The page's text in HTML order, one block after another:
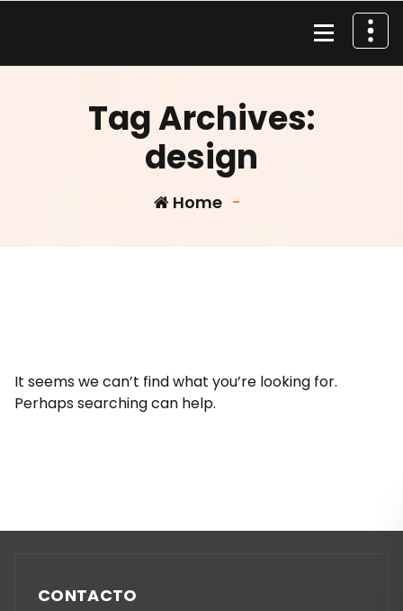
Tag Archives:
design
Home -
It seems we can’t find what you’re looking for.
Perhaps searching can help.
CONTACTO